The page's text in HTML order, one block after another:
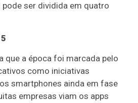
ser dividida em quatro
que a época foi marcada pelo
como iniciativas
smartphones ainda em fase
empresas viam os apps